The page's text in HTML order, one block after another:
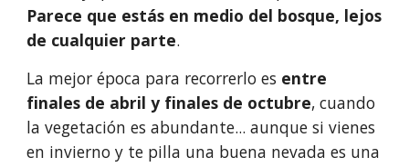
Parece que estás en medio del bosque, lejos
de cualquier parte.
La mejor época para recorrerlo es entre
finales de abril y finales de octubre, cuando
la vegetación es abundante... aunque si vienes
en invierno y te pilla una buena nevada es una